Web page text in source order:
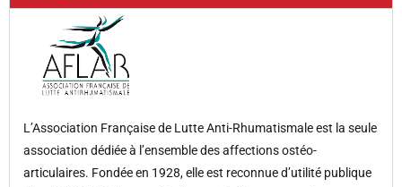
L’Association Française de Lutte Anti-Rhumatismale est la seule
association dédiée à l’ensemble des affections ostéo-
articulaires. Fondée en 1928, elle est reconnue d’utilité publique